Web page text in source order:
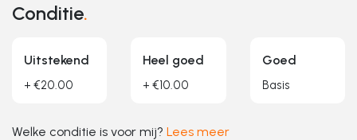
Conditie.
Uitstekend
+ €20.00
Heel goed
+ €10.00
Goed
Basis
Welke conditie is voor mij? Lees meer